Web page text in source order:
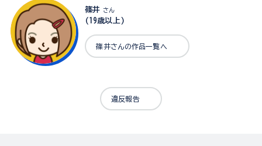
篠井 さん
(19歳以上)
篠井さんの作品一覧へ
違反報告